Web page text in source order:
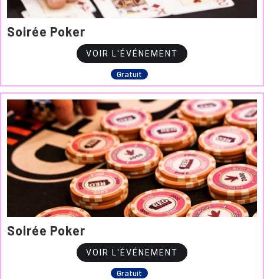
Soirée Poker
VOIR L'ÉVÉNEMENT
Gratuit
Soirée Poker
VOIR L'ÉVÉNEMENT
Gratuit